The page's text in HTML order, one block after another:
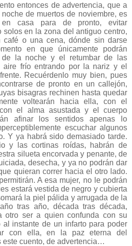
entonces de advertencia, que a
de muertos de noviembre, es
en casa para de pronto, evitar
solos en la zona del antiguo centro,
café o una cena, dónde sin darse
en que únicamente podrán
de la noche y el retumbar de las
aire frío entrando por la nariz y el
Recuérdenlo muy bien, pues
de pronto en un callejón,
bisagras rechinen hasta quedar
voltearán hacia ella, con el
el alma asustada y el cuerpo
afinar los sentidos apenas lo
escuchar algunos
Y ya habrá sido demasiado tarde.
y las cortinas roídas, habrán de
silueta encorvada y penante, de
desecha, y ya no podrán dar
quieran correr hacia el otro lado.
A esa mujer, no le podrán
estará vestida de negro y cubierta
la piel pálida y arrugada de la
tras año, década tras década,
otro ser a quien confunda con su
al instante de un infarto para poder
con ella, en la paz eterna del
este cuento, de advertencia…